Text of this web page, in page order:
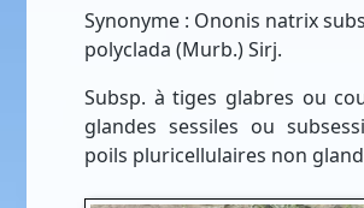
Synonyme : Ononis natrix
polyclada (Murb.) Sirj.
Subsp. à tiges glabres ou
glandes sessiles ou
poils pluricellulaires non